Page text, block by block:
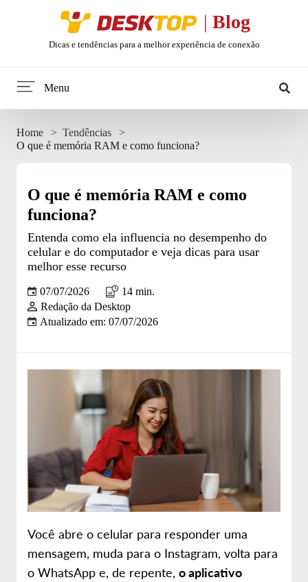
Desktop
| Blog
Dicas e tendências para a melhor experiência de conexão
Menu
Home
Minha internet
Tendências
Web Stories
Entretenimento
Site da Desktop
Home
Tendências
O que é memória RAM e como funciona?
O que é memória RAM e como
funciona?
Entenda como ela influencia no desempenho do
celular e do computador e veja dicas para usar
melhor esse recurso
07/07/2026
14 min.
Redação da Desktop
Atualizado em: 07/07/2026
Você abre o celular para responder uma
mensagem, muda para o Instagram, volta para
o WhatsApp e, de repente, o aplicativo